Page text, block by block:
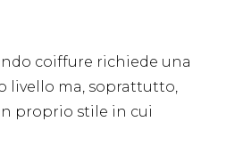
coiffure richiede una
livello ma, soprattutto,
proprio stile in cui